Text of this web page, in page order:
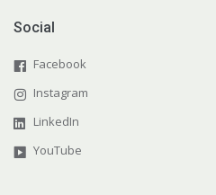
Social
Facebook
Instagram
LinkedIn
YouTube